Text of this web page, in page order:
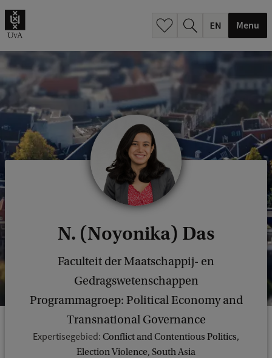
Menu
N. (Noyonika) Das
Faculteit der Maatschappij- en
Gedragswetenschappen
Programmagroep: Political Economy and
Transnational Governance
Expertisegebied: Conflict and Contentious Politics,
Election Violence, South Asia